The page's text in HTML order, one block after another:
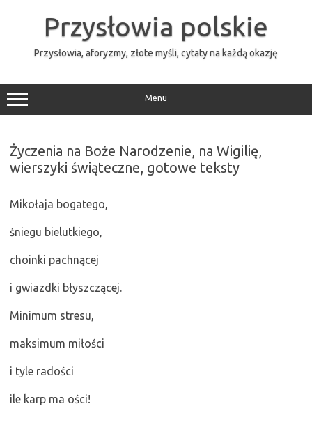
Przysłowia polskie
Przysłowia, aforyzmy, złote myśli, cytaty na każdą okazję
Menu
Życzenia na Boże Narodzenie, na Wigilię,
wierszyki świąteczne, gotowe teksty
Mikołaja bogatego,
śniegu bielutkiego,
choinki pachnącej
i gwiazdki błyszczącej.
Minimum stresu,
maksimum miłości
i tyle radości
ile karp ma ości!